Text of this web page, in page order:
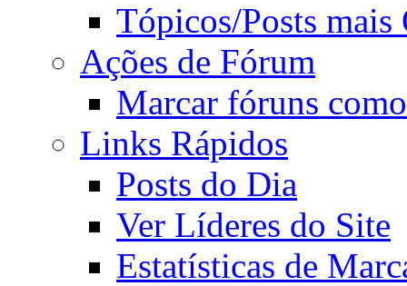
Tópicos/Posts mais
Ações de Fórum
Marcar fóruns
Links Rápidos
Posts do Dia
Ver Líderes do Site
Estatísticas de